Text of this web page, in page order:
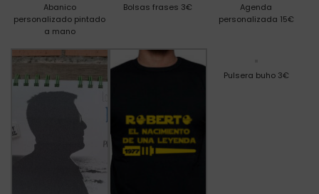
Abanico
personalizado pintado
a mano
Bolsas frases 3€
Agenda
personalizada 15€
Pulsera buho 3€